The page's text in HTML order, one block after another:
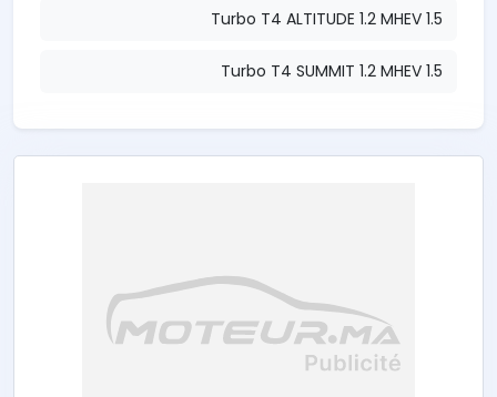
1.5 Turbo T4 ALTITUDE 1.2 MHEV
1.5 Turbo T4 SUMMIT 1.2 MHEV